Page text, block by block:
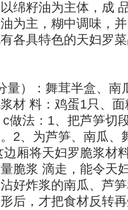
绵籽油为主体，成
为主，糊中调味，
各具特色的天妇罗
）：舞茸半盒、南
材 料：鸡蛋1只、
做法：1、把芦笋切
2、为芦笋、南瓜
边厢将天妇罗脆浆材
脆浆 滴走，能令天
好炸浆的南瓜、芦
后，才把食材反转